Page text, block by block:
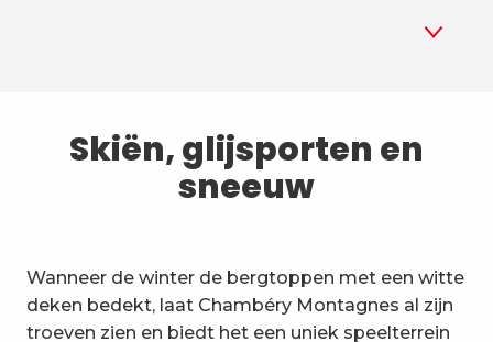
1 Skiën, glijsporten en sneeuw
Wandelpaden en wandelingen
4 Wielrennen
Skiën, glijsporten en
sneeuw
Wanneer de winter de bergtoppen met een witte
deken bedekt, laat Chambéry Montagnes al zijn
troeven zien en biedt het een uniek speelterrein